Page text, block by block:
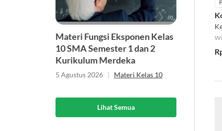
Materi Fungsi Eksponen Kelas
10 SMA Semester 1 dan 2
Kurikulum Merdeka
5 Agustus 2026 | Materi Kelas 10
Lihat Semua